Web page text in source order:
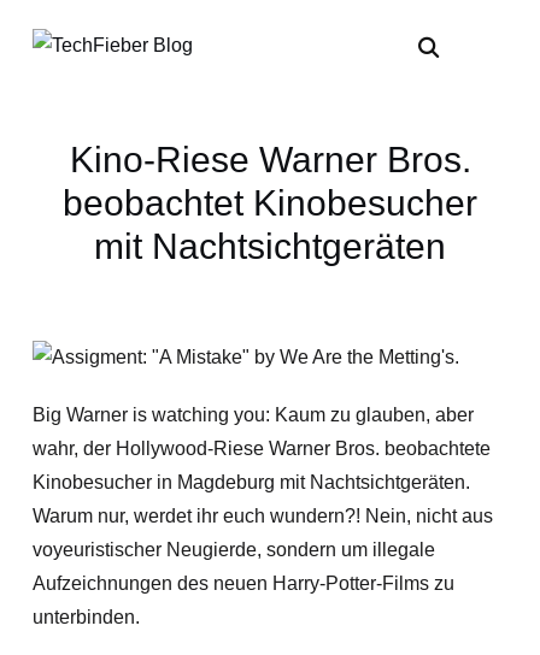
Kino-Riese Warner Bros.
beobachtet Kinobesucher
mit Nachtsichtgeräten
Big Warner is watching you: Kaum zu glauben, aber
wahr, der Hollywood-Riese Warner Bros. beobachtete
Kinobesucher in Magdeburg mit Nachtsichtgeräten.
Warum nur, werdet ihr euch wundern?! Nein, nicht aus
voyeuristischer Neugierde, sondern um illegale
Aufzeichnungen des neuen Harry-Potter-Films zu
unterbinden.